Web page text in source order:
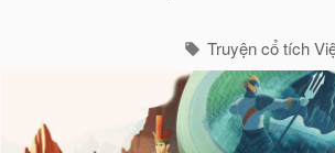
Truyện cổ tích